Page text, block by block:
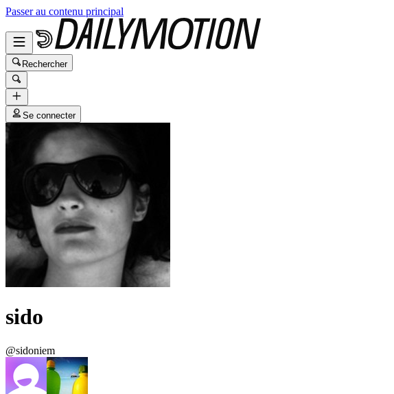
Passer au contenu principal
Rechercher
Se connecter
sido
@sidoniem